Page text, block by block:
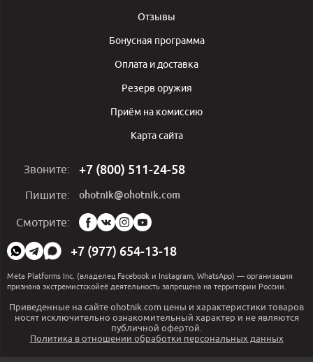
Отзывы
Бонусная программа
Оплата и доставка
Резерв оружия
Приём на комиссию
Карта сайта
Звоните: +7 (800) 511-24-58
Пишите: ohotnik@ohotnik.com
Смотрите:
Мы
в
социальных
сетях:
+7 (977) 654-13-18
Meta Platforms Inc. (владелец Facebook и Instagram, WhatsApp) — организация
признана экстремистскойеё деятельность запрещена на территории России.
Приведенные на сайте ohotnik.com цены и характеристики товаров
носят исключительно ознакомительный характер и не являются
публичной офертой.
Политика в отношении обработки персональных данных